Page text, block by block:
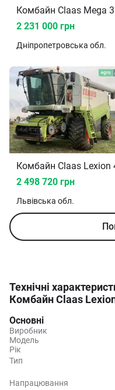
Комбайн Claas Mega
2 231 000 грн
Дніпропетровська обл.
Комбайн Claas Lexion
2 498 720 грн
Львівська обл.
Технічні
Комбайн Claas
Основні
Виробник
Модель
Рік
Тип
Напрацювання